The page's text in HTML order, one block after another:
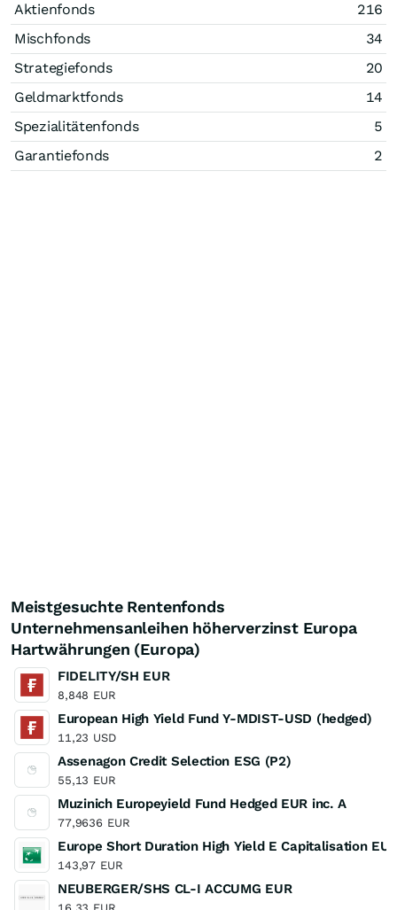
Aktienfonds
216
Mischfonds
34
Strategiefonds
20
Geldmarktfonds
14
Spezialitätenfonds
5
Garantiefonds
2
Meistgesuchte Rentenfonds
Unternehmensanleihen höherverzinst Europa
Hartwährungen (Europa)
FIDELITY/SH EUR
8,848 EUR
European High Yield Fund Y-MDIST-USD (hedged)
11,23 USD
Assenagon Credit Selection ESG (P2)
55,13 EUR
Muzinich Europeyield Fund Hedged EUR inc. A
77,9636 EUR
Europe Short Duration High Yield E Capitalisation
143,97 EUR
NEUBERGER/SHS CL-I ACCUMG EUR